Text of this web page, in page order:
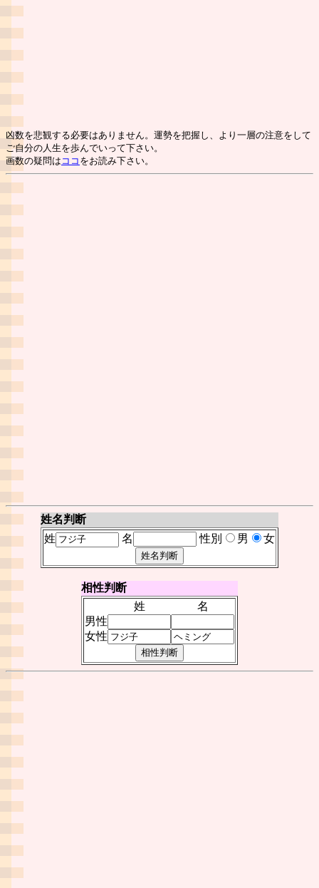
凶数を悲観する必要はありません。運勢を把握し、より一層の注意をして
ご自分の人生を歩んでいって下さい。
画数の疑問は ココ をお読み下さい。
姓名判断
姓
名 性別 男 女
相性判断
姓
名
男性
女性